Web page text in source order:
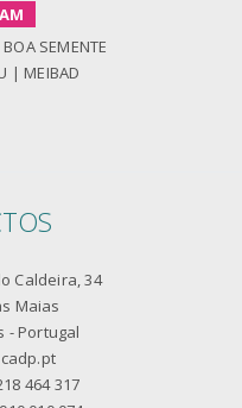
BOA SEMENTE
| MEIBAD
Caldeira, 34
Maias
- Portugal
464 317